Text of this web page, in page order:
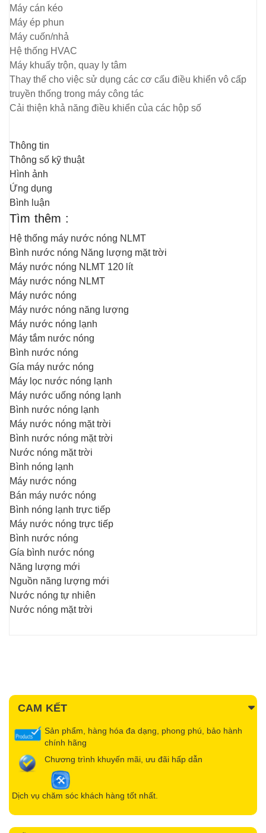
Máy cán kéo
Máy ép phun
Máy cuốn/nhả
Hệ thống HVAC
Máy khuấy trộn, quay ly tâm
Thay thế cho việc sử dụng các cơ cấu điều khiển vô cấp
truyền thống trong máy công tác
Cải thiện khả năng điều khiển của các hộp số
Thông tin
Thông số kỹ thuật
Hình ảnh
Ứng dụng
Bình luận
Tìm thêm :
Hệ thống máy nước nóng NLMT
Bình nước nóng Năng lượng mặt trời
Máy nước nóng NLMT 120 lít
Máy nước nóng NLMT
Máy nước nóng
Máy nước nóng năng lượng
Máy nước nóng lạnh
Máy tắm nước nóng
Bình nước nóng
Gía máy nước nóng
Máy lọc nước nóng lạnh
Máy nước uống nóng lạnh
Bình nước nóng lạnh
Máy nước nóng mặt trời
Bình nước nóng mặt trời
Nước nóng mặt trời
Bình nóng lạnh
Máy nước nóng
Bán máy nước nóng
Bình nóng lạnh trực tiếp
Máy nước nóng trực tiếp
Bình nước nóng
Gía bình nước nóng
Năng lượng mới
Nguồn năng lượng mới
Nước nóng tự nhiên
Nước nóng mặt trời
CAM KẾT
Sản phẩm, hàng hóa đa dạng, phong phú, bảo hành
chính hãng
Chương trình khuyến mãi, ưu đãi hấp dẫn
Dịch vụ chăm sóc khách hàng tốt nhất.